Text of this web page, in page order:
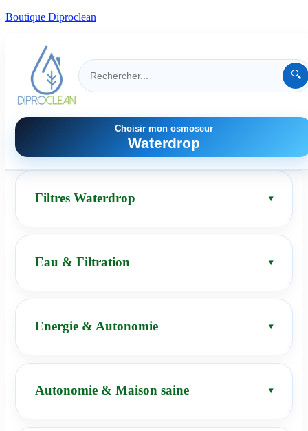
Boutique Diproclean
🔍
Choisir mon osmoseur
Waterdrop
Filtres Waterdrop
Eau & Filtration
Energie & Autonomie
Autonomie & Maison saine